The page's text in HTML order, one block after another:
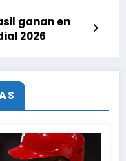
ganan en
2026